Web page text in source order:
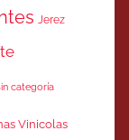
Jerez
categoría
Vinicolas